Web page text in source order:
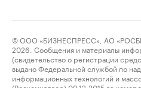
© ООО «БИЗНЕСПРЕСС», АО
2026. Сообщения и материалы
(свидетельство о регистрации
выдано Федеральной службой по
информационных технологий и